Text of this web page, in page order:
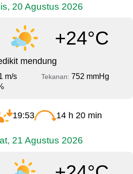
20 Agustus 2026
+24°C
mendung
m/s Tekanan: 752 mmHg
19:53 14 h 20 min
21 Agustus 2026